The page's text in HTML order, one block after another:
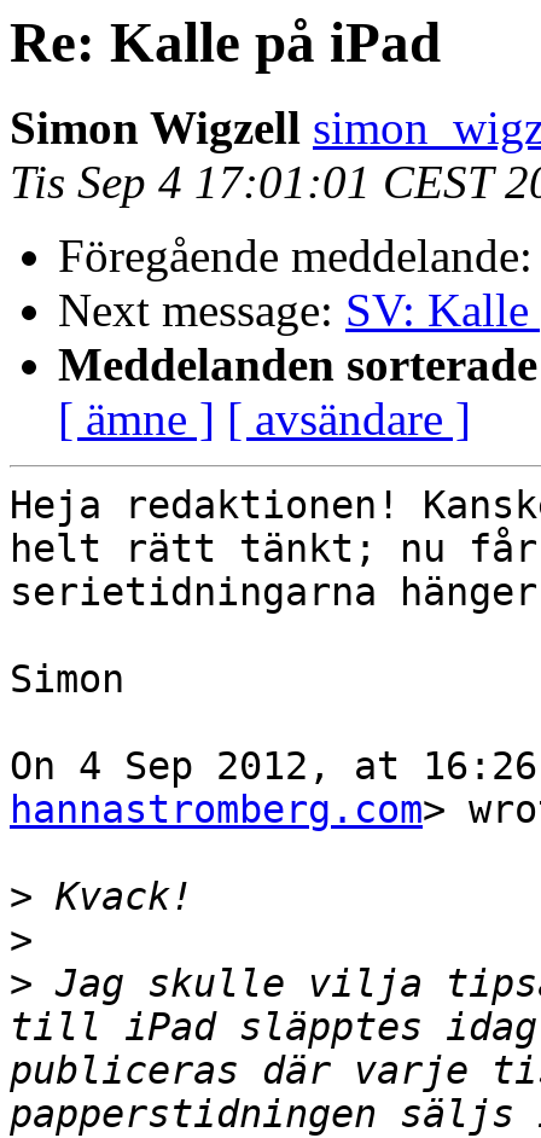
Re: Kalle på iPad
Simon Wigzell
Tis Sep 4 17:01:01 CEST
Föregående
Next message: SV: Kalle
Meddelanden
[ ämne ] [ avsändare ]
Heja redaktionen!
helt rätt tänkt; nu får
serietidningarna
Simon
On 4 Sep 2012, at
hannastromberg.com>
>
>
> Jag skulle vilja tipsa
till iPad släpptes idag.
publiceras där varje
papperstidningen